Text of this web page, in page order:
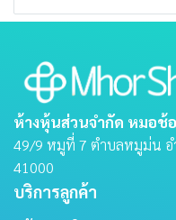
ห้างหุ้นส่วนจำกัด หมอช้
49/9 หมูที่ 7 ตําบลหมูม่น อํา
41000
บริการลูกค้า